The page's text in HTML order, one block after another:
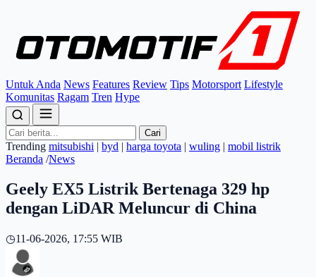
Untuk Anda News Features Review Tips Motorsport Lifestyle
Komunitas Ragam Tren Hype
Cari
Trending mitsubishi | byd | harga toyota | wuling | mobil listrik
Beranda /News
Geely EX5 Listrik Bertenaga 329 hp
dengan LiDAR Meluncur di China
◷11-06-2026, 17:55 WIB